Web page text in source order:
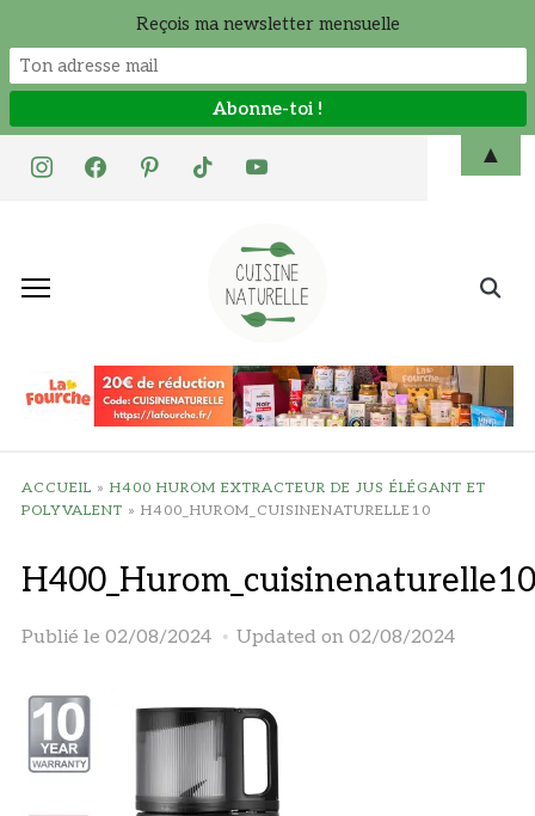
instagramfacebookpinteresttiktok youtube
Search
ACCUEIL » H400 HUROM EXTRACTEUR DE JUS ÉLÉGANT ET
POLYVALENT » H400_HUROM_CUISINENATURELLE10
H400_Hurom_cuisinenaturelle10
Publié le 02/08/2024 Updated on 02/08/2024
Reçois ma newsletter mensuelle
▲